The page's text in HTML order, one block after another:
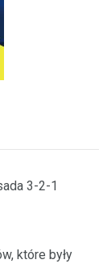
3-2-1
które były